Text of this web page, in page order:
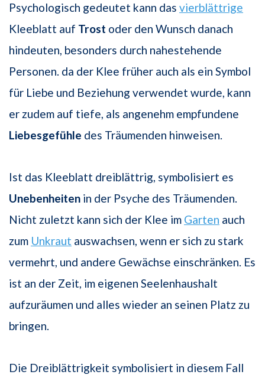
Psychologisch gedeutet kann das vierblättrige
Kleeblatt auf Trost oder den Wunsch danach
hindeuten, besonders durch nahestehende
Personen. da der Klee früher auch als ein Symbol
für Liebe und Beziehung verwendet wurde, kann
er zudem auf tiefe, als angenehm empfundene
Liebesgefühle des Träumenden hinweisen.
Ist das Kleeblatt dreiblättrig, symbolisiert es
Unebenheiten in der Psyche des Träumenden.
Nicht zuletzt kann sich der Klee im Garten auch
zum Unkraut auswachsen, wenn er sich zu stark
vermehrt, und andere Gewächse einschränken. Es
ist an der Zeit, im eigenen Seelenhaushalt
aufzuräumen und alles wieder an seinen Platz zu
bringen.
Die Dreiblättrigkeit symbolisiert in diesem Fall